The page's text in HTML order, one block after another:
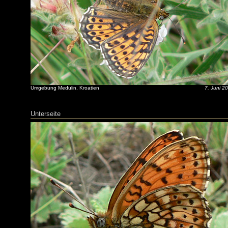
Umgebung Medulin, Kroatien 7. Juni
Unterseite